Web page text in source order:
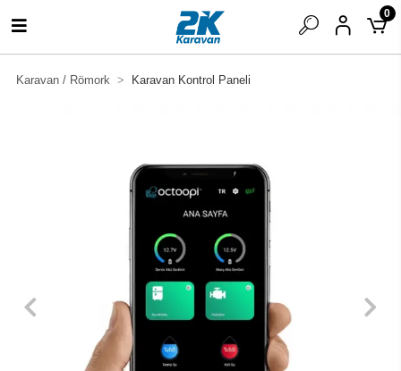
0
Karavan / Römork Karavan Kontrol Paneli